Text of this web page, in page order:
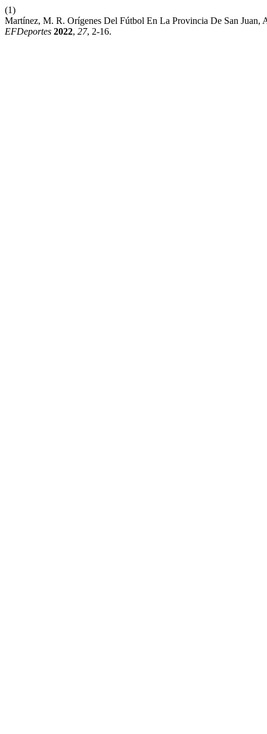
(1)
Martínez, M. R. Orígenes Del Fútbol En La Provincia De San Juan,
EFDeportes 2022, 27, 2-16.